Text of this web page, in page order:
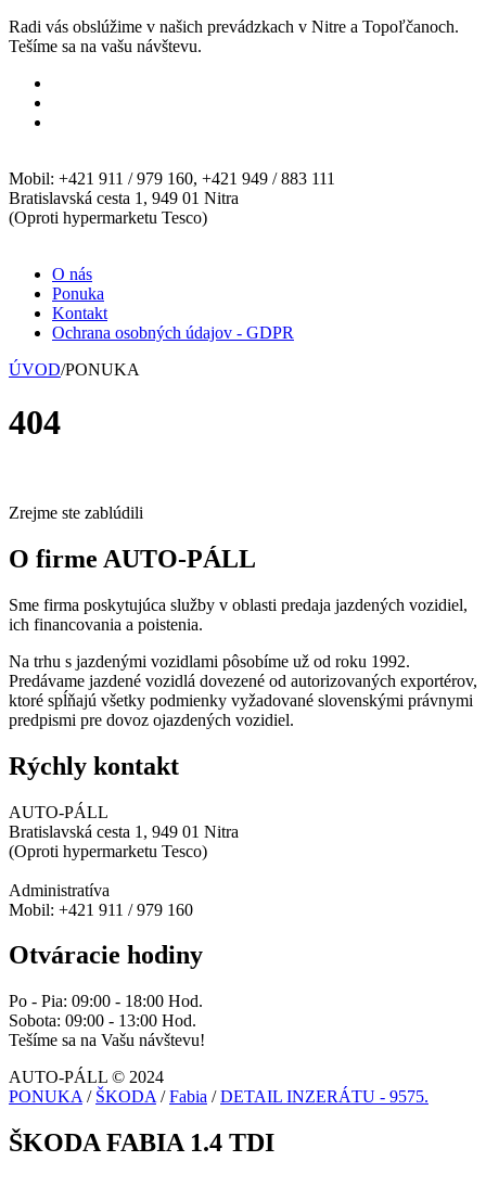
Radi vás obslúžime v našich prevádzkach v Nitre a Topoľčanoch.
Tešíme sa na vašu návštevu.
Mobil: +421 911 / 979 160, +421 949 / 883 111
Bratislavská cesta 1, 949 01 Nitra
(Oproti hypermarketu Tesco)
O nás
Ponuka
Kontakt
Ochrana osobných údajov - GDPR
ÚVOD/PONUKA
404
Zrejme ste zablúdili
O firme AUTO-PÁLL
Sme firma poskytujúca služby v oblasti predaja jazdených vozidiel,
ich financovania a poistenia.
Na trhu s jazdenými vozidlami pôsobíme už od roku 1992.
Predávame jazdené vozidlá dovezené od autorizovaných exportérov,
ktoré spĺňajú všetky podmienky vyžadované slovenskými právnymi
predpismi pre dovoz ojazdených vozidiel.
Rýchly kontakt
AUTO-PÁLL
Bratislavská cesta 1, 949 01 Nitra
(Oproti hypermarketu Tesco)
Administratíva
Mobil: +421 911 / 979 160
Otváracie hodiny
Po - Pia: 09:00 - 18:00 Hod.
Sobota: 09:00 - 13:00 Hod.
Tešíme sa na Vašu návštevu!
AUTO-PÁLL © 2024
PONUKA / ŠKODA / Fabia / DETAIL INZERÁTU - 9575.
ŠKODA FABIA 1.4 TDI